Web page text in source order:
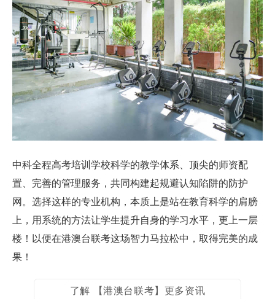
中科全程高考培训学校科学的教学体系、顶尖的师资配
置、完善的管理服务，共同构建起规避认知陷阱的防护
网。选择这样的专业机构，本质上是站在教育科学的肩膀
上，用系统的方法让学生提升自身的学习水平，更上一层
楼！以便在港澳台联考这场智力马拉松中，取得完美的成
果！
了解 【港澳台联考】更多资讯